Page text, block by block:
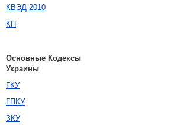
КВЭД-2010
КП
Основные Кодексы
Украины
ГКУ
ГПКУ
ЗКУ